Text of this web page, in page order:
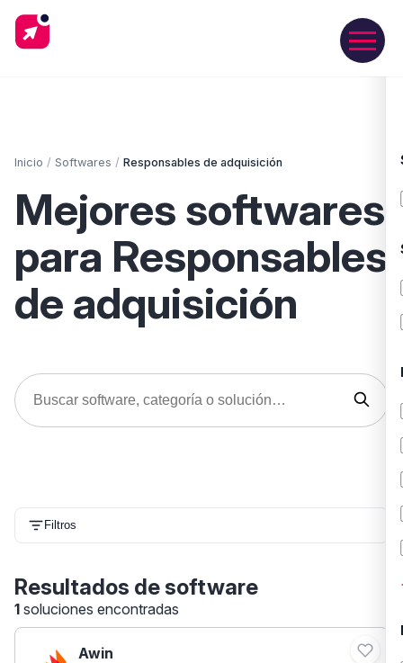
Inicio / Softwares / Responsables de adquisición
Mejores softwares
para Responsables
de adquisición
Filtros
Resultados de software
1 soluciones encontradas
Awin